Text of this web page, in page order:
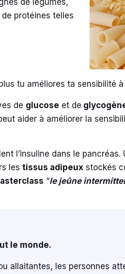
protéines telles
tu améliores ta sensibilité à
de glucose et de
aider à améliorer la
l’insuline dans le pancréas.
les tissus adipeux stockés
“le jeûne
le monde.
allaitantes, les personnes